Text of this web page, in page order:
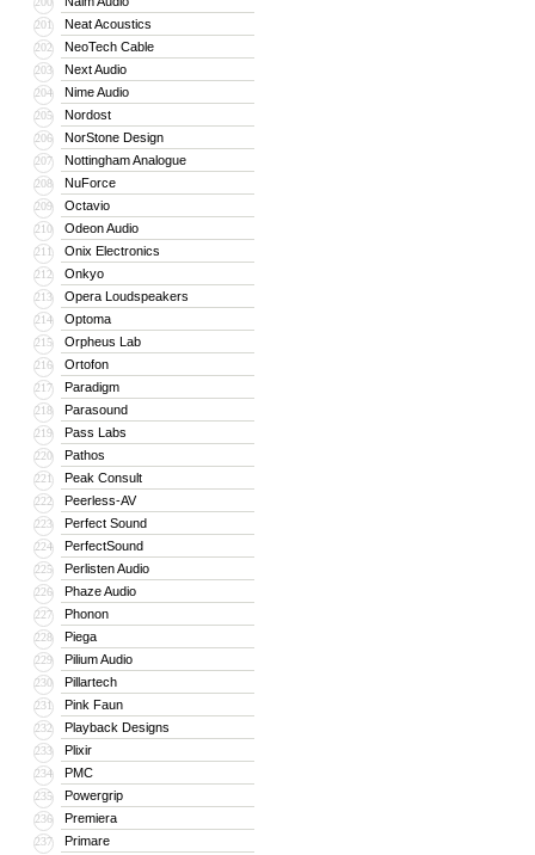
201 Neat Acoustics
202 NeoTech Cable
203 Next Audio
204 Nime Audio
205 Nordost
206 NorStone Design
207 Nottingham Analogue
208 NuForce
209 Octavio
210 Odeon Audio
211 Onix Electronics
212 Onkyo
213 Opera Loudspeakers
214 Optoma
215 Orpheus Lab
216 Ortofon
217 Paradigm
218 Parasound
219 Pass Labs
220 Pathos
221 Peak Consult
222 Peerless-AV
223 Perfect Sound
224 PerfectSound
225 Perlisten Audio
226 Phaze Audio
227 Phonon
228 Piega
229 Pilium Audio
230 Pillartech
231 Pink Faun
232 Playback Designs
233 Plixir
234 PMC
235 Powergrip
236 Premiera
237 Primare